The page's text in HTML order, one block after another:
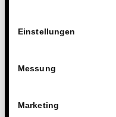
Einstellungen
Messung
Marketing